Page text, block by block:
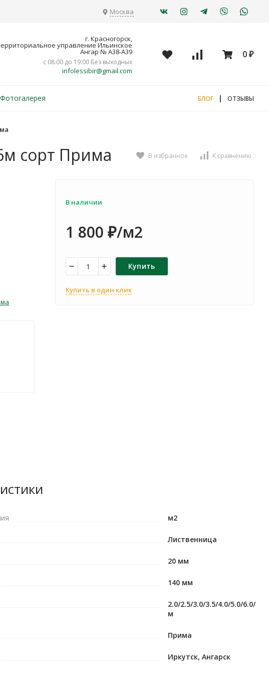
Москва
г. Красногорск,
управление Ильинское
Ангар № А38-А39
с 08:00 до 19:00 Без выходных
infolessibir@gmail.com
0 ₽
Фотогалерея БЛОГ | ОТЗЫВЫ
сорт Прима В избранное К сравнению
В наличии
1 800 ₽/м2
Купить
Купить в один клик
м2
Лиственница
20 мм
140 мм
2.0/2.5/3.0/3.5/4.0/5.0/6.0/
м
Прима
Иркутск, Ангарск